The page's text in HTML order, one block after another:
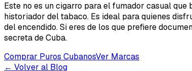
Este no es un cigarro para el fumador casual
historiador del tabaco. Es ideal para quienes
del encendido. Si eres de los que prefiere
secreta de Cuba.
Comprar Puros CubanosVer Marcas
← Volver al Blog